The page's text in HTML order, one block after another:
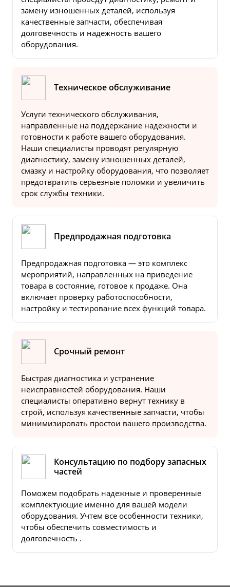
замену изношенных деталей, используя
качественные запчасти, обеспечивая
долговечность и надежность вашего
оборудования.
Техническое обслуживание
Услуги технического обслуживания,
направленные на поддержание надежности и
готовности к работе вашего оборудования.
Наши специалисты проводят регулярную
диагностику, замену изношенных деталей,
смазку и настройку оборудования, что позволяет
предотвратить серьезные поломки и увеличить
срок службы техники.
Предпродажная подготовка
Предпродажная подготовка — это комплекс
мероприятий, направленных на приведение
товара в состояние, готовое к продаже. Она
включает проверку работоспособности,
настройку и тестирование всех функций товара.
Срочный ремонт
Быстрая диагностика и устранение
неисправностей оборудования. Наши
специалисты оперативно вернут технику в
строй, используя качественные запчасти, чтобы
минимизировать простои вашего производства.
Консультацию по подбору запасных
частей
Поможем подобрать надежные и проверенные
комплектующие именно для вашей модели
оборудования. Учтем все особенности техники,
чтобы обеспечить совместимость и
долговечность .